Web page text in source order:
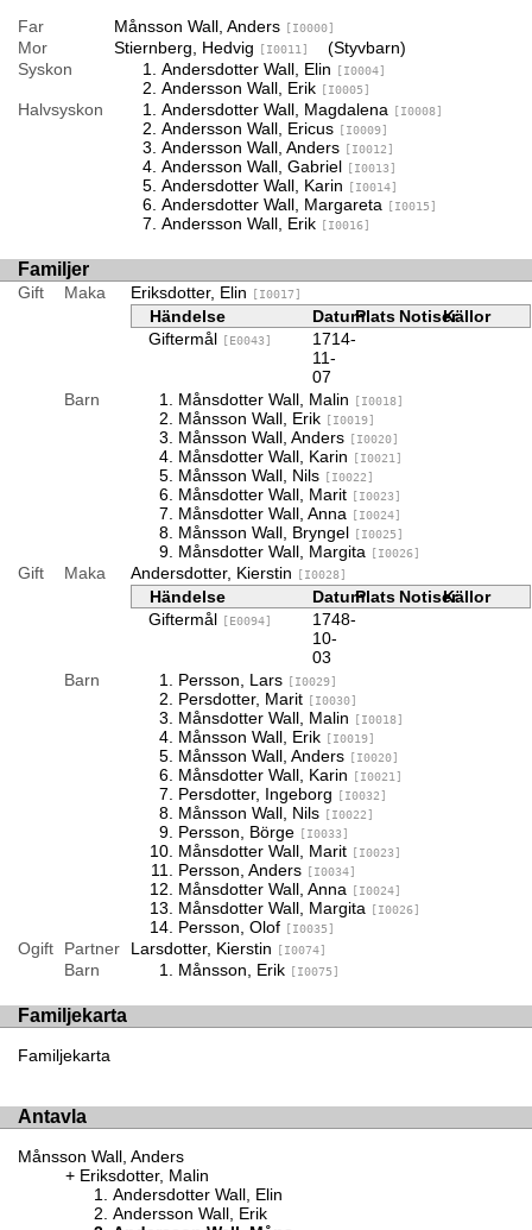
Far Månsson Wall, Anders [I0000]
Mor Stiernberg, Hedvig [I0011]
(Styvbarn)
Syskon
Andersdotter Wall, Elin [I0004]
Andersson Wall, Erik [I0005]
Halvsyskon Andersdotter Wall, Magdalena [I0008]
Andersson Wall, Ericus [I0009]
Andersson Wall, Anders [I0012]
Andersson Wall, Gabriel [I0013]
Andersdotter Wall, Karin [I0014]
Andersdotter Wall, Margareta [I0015]
Andersson Wall, Erik [I0016]
Familjer
Gift Maka Eriksdotter, Elin [I0017]
Händelse DatumPlats NotiserKällor
Giftermål
[E0043]
1714-
11-
07
Barn
Månsdotter Wall, Malin [I0018]
Månsson Wall, Erik [I0019]
Månsson Wall, Anders [I0020]
Månsdotter Wall, Karin [I0021]
Månsson Wall, Nils [I0022]
Månsdotter Wall, Marit [I0023]
Månsdotter Wall, Anna [I0024]
Månsson Wall, Bryngel [I0025]
Månsdotter Wall, Margita [I0026]
Gift Maka Andersdotter, Kierstin [I0028]
Händelse DatumPlats NotiserKällor
Giftermål
[E0094]
1748-
10-
03
Barn
Persson, Lars [I0029]
Persdotter, Marit [I0030]
Månsdotter Wall, Malin [I0018]
Månsson Wall, Erik [I0019]
Månsson Wall, Anders [I0020]
Månsdotter Wall, Karin [I0021]
Persdotter, Ingeborg [I0032]
Månsson Wall, Nils [I0022]
Persson, Börge [I0033]
Månsdotter Wall, Marit [I0023]
Persson, Anders [I0034]
Månsdotter Wall, Anna [I0024]
Månsdotter Wall, Margita [I0026]
Persson, Olof [I0035]
Ogift Partner Larsdotter, Kierstin [I0074]
Barn Månsson, Erik [I0075]
Familjekarta
Familjekarta
Antavla
Månsson Wall, Anders
Eriksdotter, Malin
Andersdotter Wall, Elin
Andersson Wall, Erik